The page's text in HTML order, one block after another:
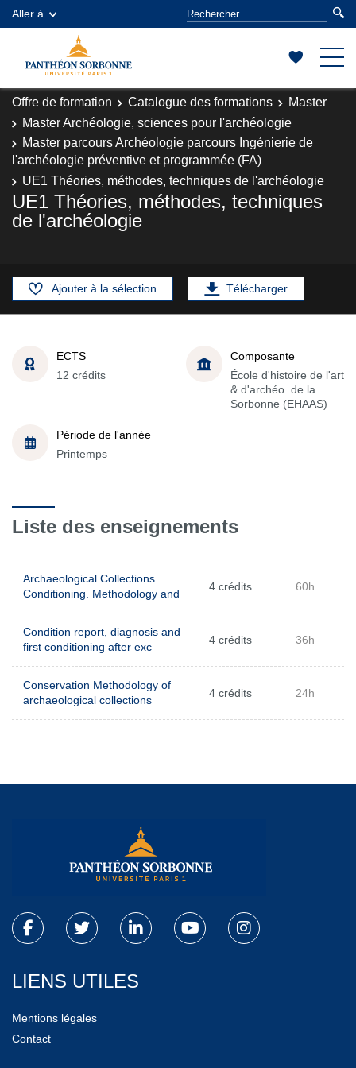
Aller à
Offre de formation Catalogue des formations
Master
Master Archéologie, sciences pour l'archéologie
Master parcours Archéologie parcours Ingénierie de
l'archéologie préventive et programmée (FA)
UE1 Théories, méthodes, techniques de l'archéologie
UE1 Théories, méthodes, techniques
de l'archéologie
Ajouter à la sélection Télécharger
ECTS
12 crédits
Composante
École d'histoire de l'art
& d'archéo. de la
Sorbonne (EHAAS)
Période de l'année
Printemps
Liste des enseignements
Archaeological Collections
Conditioning. Methodology and
4 crédits 60h
Condition report, diagnosis and
first conditioning after exc
4 crédits 36h
Conservation Methodology of
archaeological collections
4 crédits 24h
LIENS UTILES
Mentions légales
Contact